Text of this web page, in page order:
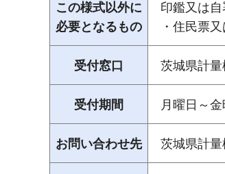
この様式以外に
必要となるもの
印鑑又は自
・住民票
受付窓口 茨城県計
受付期間 月曜日～
お問い合わせ先 茨城県計